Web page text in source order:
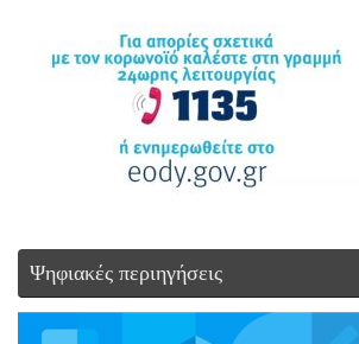
Ψηφιακές περιηγήσεις